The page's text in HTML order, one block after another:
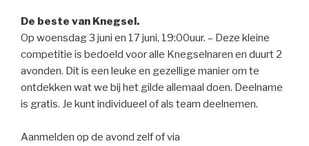
De beste van Knegsel.
Op woensdag 3 juni en 17 juni, 19:00uur. – Deze kleine
competitie is bedoeld voor alle Knegselnaren en duurt 2
avonden. Dit is een leuke en gezellige manier om te
ontdekken wat we bij het gilde allemaal doen. Deelname
is gratis. Je kunt individueel of als team deelnemen.
Aanmelden op de avond zelf of via